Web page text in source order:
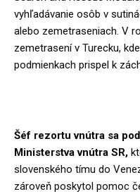
vyhľadávanie osôb v
alebo zemetraseniach. V
zemetrasení v Turecku,
podmienkach prispel k
Šéf rezortu vnútra sa
Ministerstva vnútra SR,
slovenského tímu do
zároveň poskytol pomoc